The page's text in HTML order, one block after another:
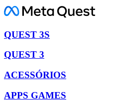
QUEST 3S
QUEST 3
ACESSÓRIOS
APPS GAMES